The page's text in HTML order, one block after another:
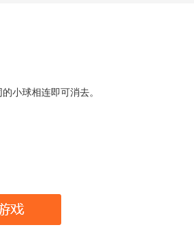
小球相连即可消去。